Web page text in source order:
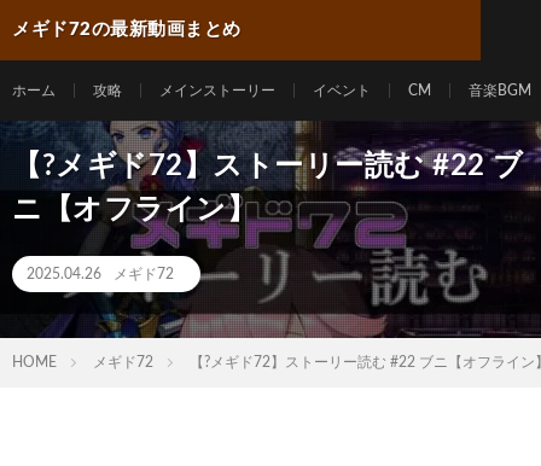
メギド72の最新動画まとめ
ホーム 攻略 メインストーリー イベント CM 音楽BGM
【?メギド72】ストーリー読む #22 ブ
ニ【オフライン】
2025.04.26 メギド72
HOME メギド72 【?メギド72】ストーリー読む #22 ブニ【オフライン